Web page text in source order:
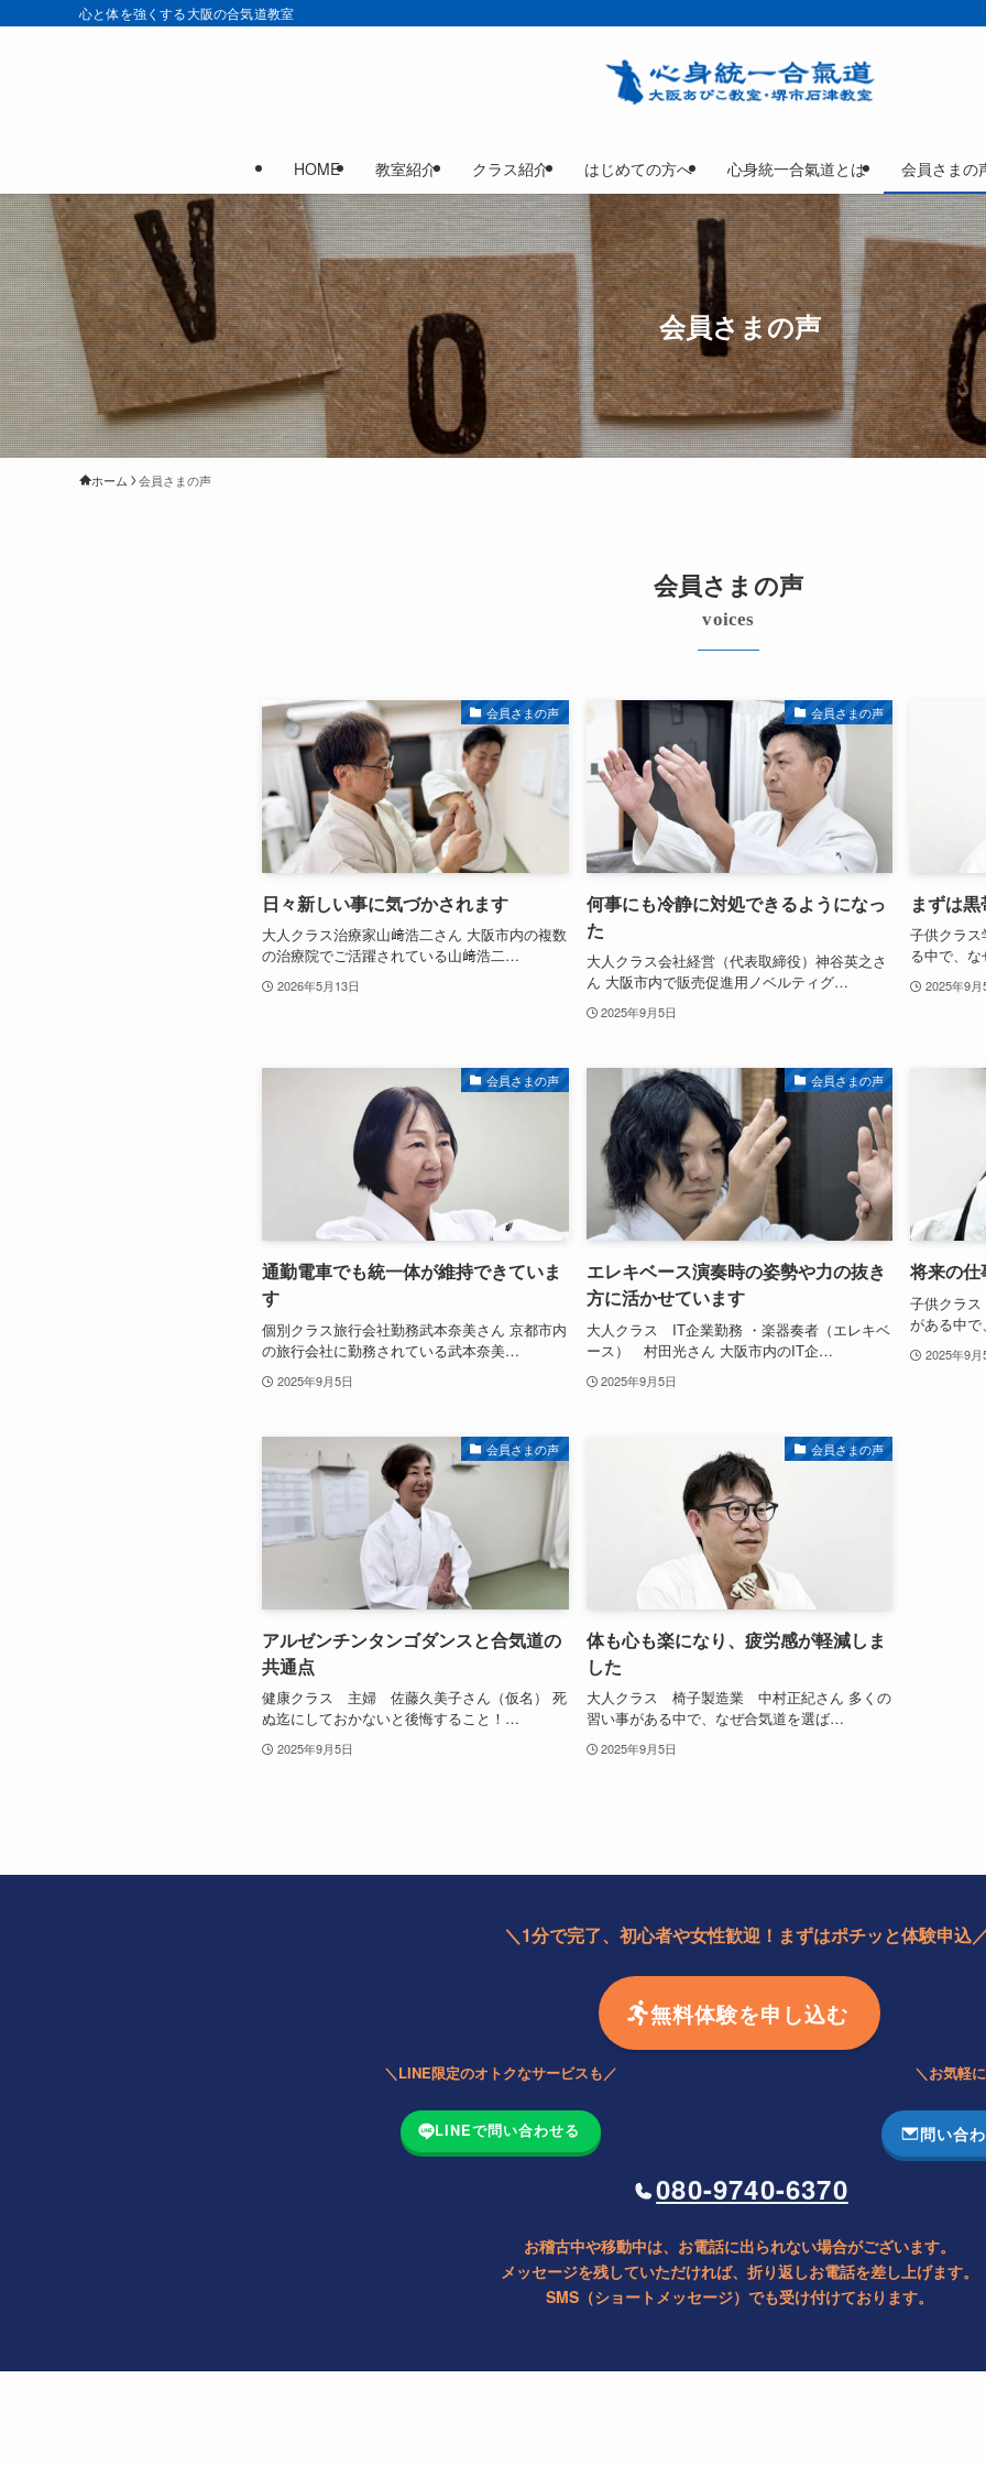
心と体を強くする大阪の合気道教室
HOME 教室紹介 クラス紹介 はじめての方へ 心身統一合氣道とは 会員さまの
会員さまの声
ホーム 会員さまの声
会員さまの声
voices
会員さまの声
日々新しい事に気づかされます
大人クラス治療家山﨑浩二さん 大阪市内の複数
の治療院でご活躍されている山﨑浩二…
2026年5月13日
会員さまの声
何事にも冷静に対処できるようになっ
た
大人クラス会社経営（代表取締役）神谷英之さ
ん 大阪市内で販売促進用ノベルティグ…
2025年9月5日
まずは
子供クラ
る中で、
2025年9月
会員さまの声
通勤電車でも統一体が維持できていま
す
個別クラス旅行会社勤務武本奈美さん 京都市内
の旅行会社に勤務されている武本奈美…
2025年9月5日
会員さまの声
エレキベース演奏時の姿勢や力の抜き
方に活かせています
大人クラス IT企業勤務 ・楽器奏者（エレキベ
ース） 村田光さん 大阪市内のIT企…
2025年9月5日
将来の
子供クラ
がある中
2025年9月
会員さまの声
アルゼンチンタンゴダンスと合気道の
共通点
健康クラス 主婦 佐藤久美子さん（仮名） 死
ぬ迄にしておかないと後悔すること！…
2025年9月5日
会員さまの声
体も心も楽になり、疲労感が軽減しま
した
大人クラス 椅子製造業 中村正紀さん 多くの
習い事がある中で、なぜ合気道を選ば…
2025年9月5日
＼1分で完了、初心者や女性歓迎！まずはポチッと体験申込
無料体験を申し込む
＼LINE限定のオトクなサービスも／
LINEで問い合わせる
＼お気軽
問い合
080-9740-6370
お稽古中や移動中は、お電話に出られない場合がございます。
メッセージを残していただければ、折り返しお電話を差し上げます。
SMS（ショートメッセージ）でも受け付けております。